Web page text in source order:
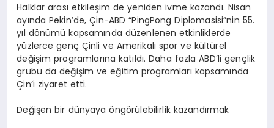
Halklar arası etkileşim de yeniden ivme kazandı. Nisan
ayında Pekin’de, Çin-ABD “PingPong Diplomasisi”nin 55.
yıl dönümü kapsamında düzenlenen etkinliklerde
yüzlerce genç Çinli ve Amerikalı spor ve kültürel
değişim programlarına katıldı. Daha fazla ABD’li gençlik
grubu da değişim ve eğitim programları kapsamında
Çin’i ziyaret etti.
Değişen bir dünyaya öngörülebilirlik kazandırmak